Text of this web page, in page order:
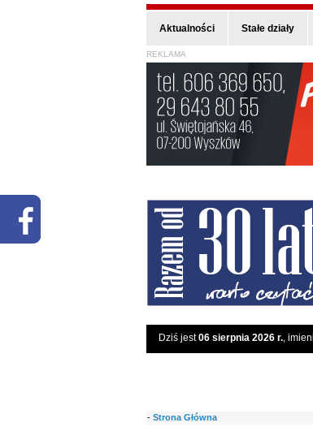
Aktualności Stałe działy
REKLAMA
Dziś jest06 sierpnia 2026 r.,
- Strona Główna